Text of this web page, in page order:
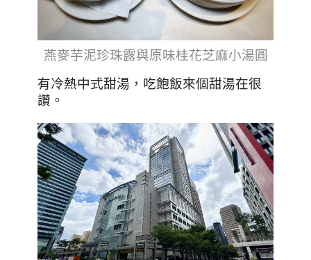
燕麥芋泥珍珠露與原味桂花芝麻小湯圓
有冷熱中式甜湯，吃飽飯來個甜湯在很
讚。